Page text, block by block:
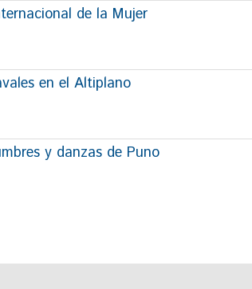
de la Mujer
en el Altiplano
y danzas de Puno